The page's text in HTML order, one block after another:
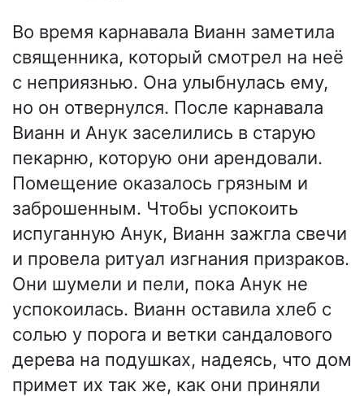
Во время карнавала Вианн заметила
священника, который смотрел на неё
с неприязнью. Она улыбнулась ему,
но он отвернулся. После карнавала
Вианн и Анук заселились в старую
пекарню, которую они арендовали.
Помещение оказалось грязным и
заброшенным. Чтобы успокоить
испуганную Анук, Вианн зажгла свечи
и провела ритуал изгнания призраков.
Они шумели и пели, пока Анук не
успокоилась. Вианн оставила хлеб с
солью у порога и ветки сандалового
дерева на подушках, надеясь, что дом
примет их так же, как они приняли